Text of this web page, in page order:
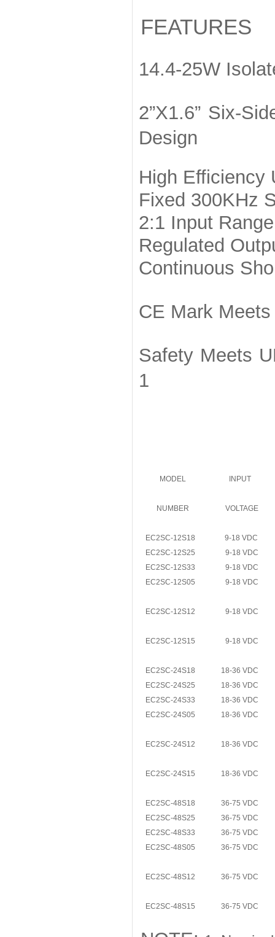
FEATURES
14.4-25W
2”X1.6” Six-
Design
High Efficiency
Fixed 300KHz
2:1 Input Range
Regulated
Continuous
CE Mark
Safety Meets
1
MODEL INPUT
NUMBER VOLTAGE
EC2SC-12S18
9-18 VDC
EC2SC-12S25
9-18 VDC
EC2SC-12S33
9-18 VDC
EC2SC-12S05
9-18 VDC
EC2SC-12S12 9-18 VDC
EC2SC-12S15 9-18 VDC
EC2SC-24S18
18-36 VDC
EC2SC-24S25
18-36 VDC
EC2SC-24S33
18-36 VDC
EC2SC-24S05
18-36 VDC
EC2SC-24S12 18-36 VDC
EC2SC-24S15 18-36 VDC
EC2SC-48S18
36-75 VDC
EC2SC-48S25
36-75 VDC
EC2SC-48S33
36-75 VDC
EC2SC-48S05
36-75 VDC
EC2SC-48S12 36-75 VDC
EC2SC-48S15 36-75 VDC